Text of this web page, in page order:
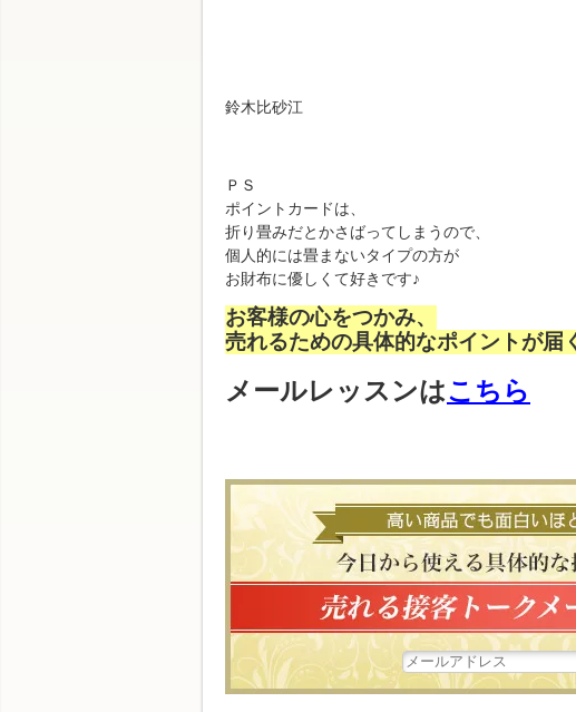
鈴木比砂江
ＰＳ
ポイントカードは、
折り畳みだとかさばってしまうので、
個人的には畳まないタイプの方が
お財布に優しくて好きです♪
お客様の心をつかみ、
売れるための具体的なポイントが届
メールレッスンはこちら